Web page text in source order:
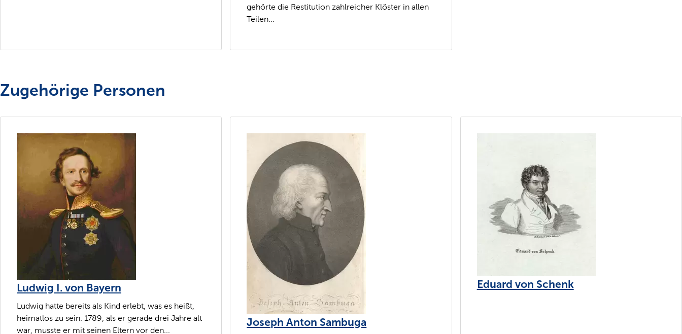
gehörte die Restitution zahlreicher Klöster in allen
Teilen...
Zugehörige Personen
Ludwig I. von Bayern
Ludwig hatte bereits als Kind erlebt, was es heißt,
heimatlos zu sein. 1789, als er gerade drei Jahre alt
war, musste er mit seinen Eltern vor den...
Joseph Anton Sambuga
Eduard von Schenk